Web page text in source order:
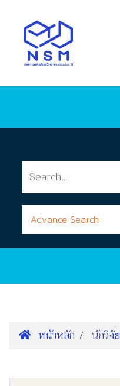
Advance Search
หน้าหลัก นักวิจัย